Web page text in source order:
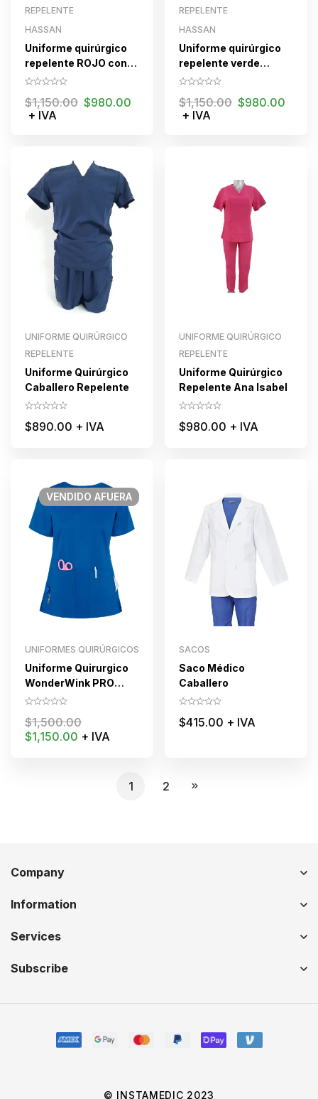
REPELENTE
HASSAN
Uniforme quirúrgico
repelente ROJO con
cierre para dama
$1,150.00 $980.00
+ IVA
REPELENTE
HASSAN
Uniforme quirúrgico
repelente verde
bandera para dama
$1,150.00 $980.00
+ IVA
UNIFORME QUIRÚRGICO
REPELENTE
Uniforme Quirúrgico
Caballero Repelente
$890.00 + IVA
UNIFORME QUIRÚRGICO
REPELENTE
Uniforme Quirúrgico
Repelente Ana Isabel
$980.00 + IVA
VENDIDO AFUERA
UNIFORMES QUIRÚRGICOS
Uniforme Quirurgico
WonderWink PRO
para dama con Cuello
$1,500.00
$1,150.00 + IVA
SACOS
Saco Médico
Caballero
$415.00 + IVA
1 2
Company
Information
Services
Subscribe
© INSTAMEDIC 2023